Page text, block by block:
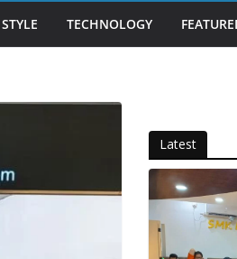
STYLE TECHNOLOGY
Latest